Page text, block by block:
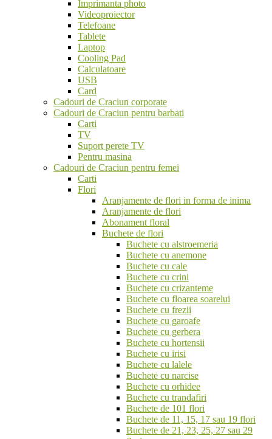
Imprimanta photo
Videoproiector
Telefoane
Tablete
Laptop
Cooling Pad
Calculatoare
USB
Card
Cadouri de Craciun corporate
Cadouri de Craciun pentru barbati
Carti
TV
Suport perete TV
Pentru masina
Cadouri de Craciun pentru femei
Carti
Flori
Aranjamente de flori in forma de inima
Aranjamente de flori
Abonament floral
Buchete de flori
Buchete cu alstroemeria
Buchete cu anemone
Buchete cu cale
Buchete cu crini
Buchete cu crizanteme
Buchete cu floarea soarelui
Buchete cu frezii
Buchete cu garoafe
Buchete cu gerbera
Buchete cu hortensii
Buchete cu irisi
Buchete cu lalele
Buchete cu narcise
Buchete cu orhidee
Buchete cu trandafiri
Buchete de 101 flori
Buchete de 11, 15, 17 sau 19 flori
Buchete de 21, 23, 25, 27 sau 29